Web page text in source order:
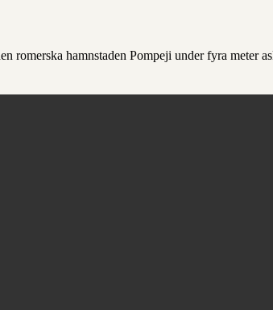
romerska hamnstaden Pompeji under fyra meter